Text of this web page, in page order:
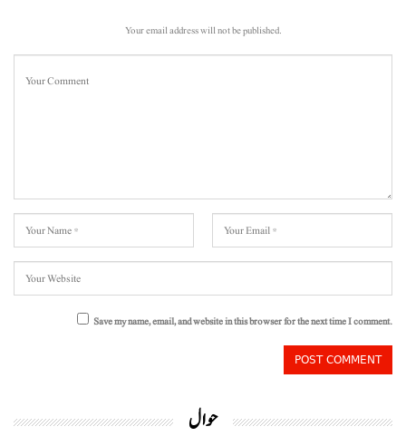
Your email address will not be published.
Save my name, email, and website in this browser for the next time I comment.
حوال